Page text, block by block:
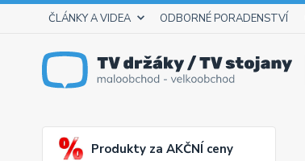
ČLÁNKY A VIDEA ODBORNÉ PORADENSTVÍ
Produkty za AKČNÍ ceny